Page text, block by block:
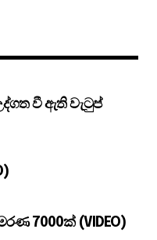
වී ඇති වැටුප්
7000ක් (VIDEO)